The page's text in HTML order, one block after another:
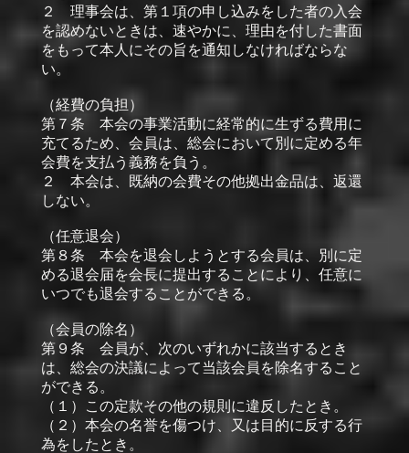
２ 理事会は、第１項の申し込みをした者の入会
を認めないときは、速やかに、理由を付した書面
をもって本人にその旨を通知しなければならな
い。
（経費の負担）
第７条 本会の事業活動に経常的に生ずる費用に
充てるため、会員は、総会において別に定める年
会費を支払う義務を負う。
２ 本会は、既納の会費その他拠出金品は、返還
しない。
（任意退会）
第８条 本会を退会しようとする会員は、別に定
める退会届を会長に提出することにより、任意に
いつでも退会することができる。
（会員の除名）
第９条 会員が、次のいずれかに該当するとき
は、総会の決議によって当該会員を除名すること
ができる。
（１）この定款その他の規則に違反したとき。
（２）本会の名誉を傷つけ、又は目的に反する行
為をしたとき。